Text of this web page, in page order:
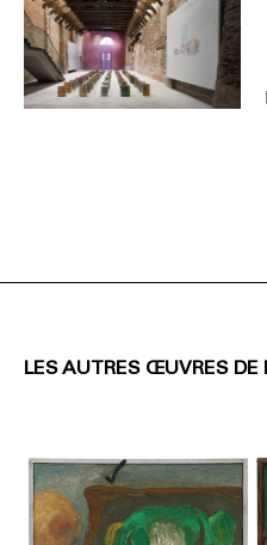
LES AUTRES ŒUVRES DE